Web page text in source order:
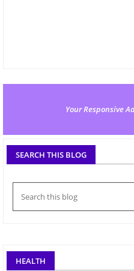
Your Responsive
SEARCH THIS BLOG
HEALTH